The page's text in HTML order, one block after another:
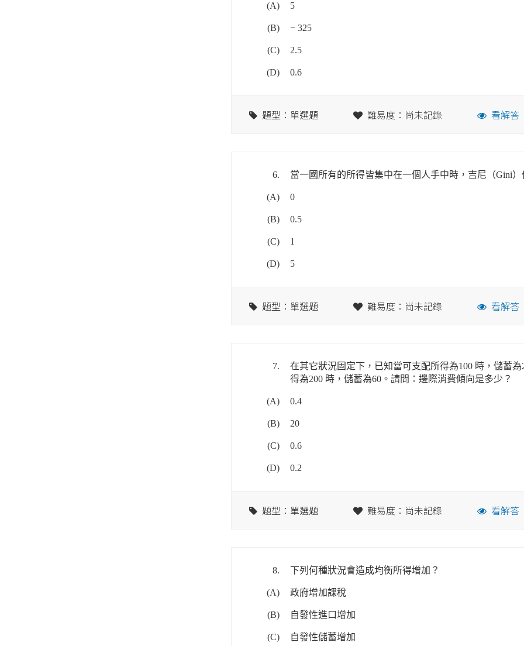
(A) 5
(B) − 325
(C) 2.5
(D) 0.6
題型：單選題 難易度：尚未記錄 看解答
6. 當一國所有的所得皆集中在一個人手中時，吉尼（Gini）
(A) 0
(B) 0.5
(C) 1
(D) 5
題型：單選題 難易度：尚未記錄 看解答
7.
在其它狀況固定下，已知當可支配所得為100 時，儲蓄
得為200 時，儲蓄為60。請問：邊際消費傾向是多少？
(A) 0.4
(B) 20
(C) 0.6
(D) 0.2
題型：單選題 難易度：尚未記錄 看解答
8. 下列何種狀況會造成均衡所得增加？
(A) 政府增加課稅
(B) 自發性進口增加
(C) 自發性儲蓄增加